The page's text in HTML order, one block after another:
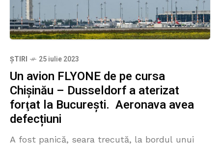
ȘTIRI 25 iulie 2023
Un avion FLYONE de pe cursa
Chișinău – Dusseldorf a aterizat
forţat la București. Aeronava avea
defecțiuni
A fost panică, seara trecută, la bordul unui